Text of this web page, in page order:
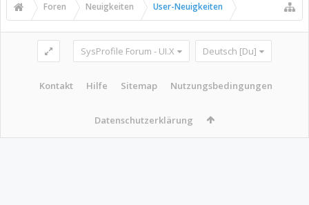
Foren Neuigkeiten User-Neuigkeiten
SysProfile Forum - UI.X Deutsch [Du]
Kontakt Hilfe Sitemap Nutzungsbedingungen
Datenschutzerklärung